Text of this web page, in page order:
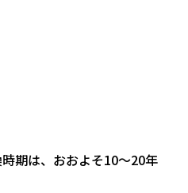
期は、おおよそ10～20年